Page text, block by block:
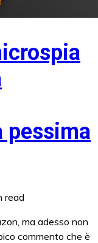
pessima
read
ma adesso non
commento che è